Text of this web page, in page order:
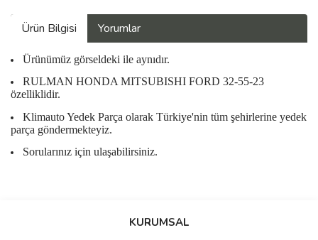
Ürün Bilgisi Yorumlar
Ürünümüz görseldeki ile aynıdır.
RULMAN HONDA MITSUBISHI FORD 32-55-23
özelliklidir.
Klimauto Yedek Parça olarak Türkiye'nin tüm şehirlerine yedek
parça göndermekteyiz.
Sorularınız için ulaşabilirsiniz.
Bu ürüne ilk yorumu siz yapın!
KURUMSAL